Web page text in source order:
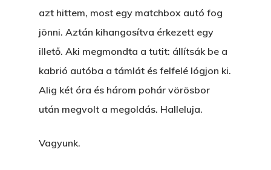
azt hittem, most egy matchbox autó fog
jönni. Aztán kihangosítva érkezett egy
illető. Aki megmondta a tutit: állítsák be a
kabrió autóba a támlát és felfelé lógjon ki.
Alig két óra és három pohár vörösbor
után megvolt a megoldás. Halleluja.
Vagyunk.